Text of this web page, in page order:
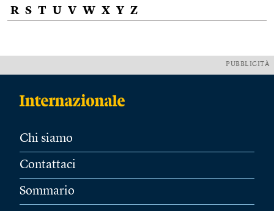
R S T U V W X Y Z
PUBBLICITÀ
Chi siamo
Contattaci
Sommario